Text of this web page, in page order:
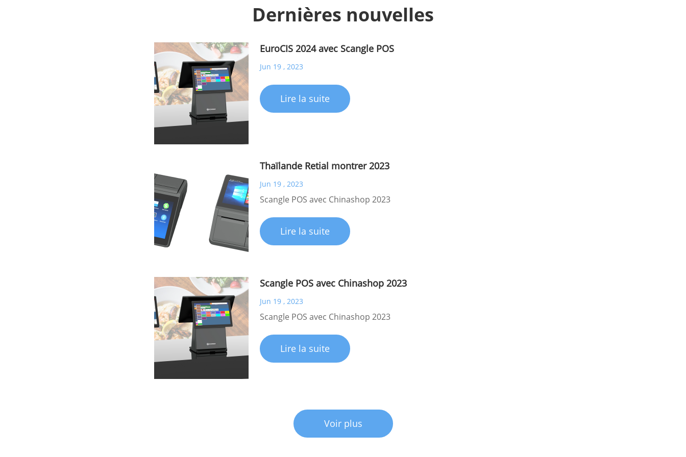
Dernières nouvelles
EuroCIS 2024 avec Scangle POS
Jun 19 , 2023
Lire la suite
Thaïlande Retial montrer 2023
Jun 19 , 2023
Scangle POS avec Chinashop 2023
Lire la suite
Scangle POS avec Chinashop 2023
Jun 19 , 2023
Scangle POS avec Chinashop 2023
Lire la suite
Voir plus